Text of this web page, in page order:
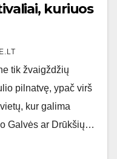
kuriuos
tik žvaigždžių
pilnatvę, ypač virš
kur galima
Galvės ar Drūkšių…